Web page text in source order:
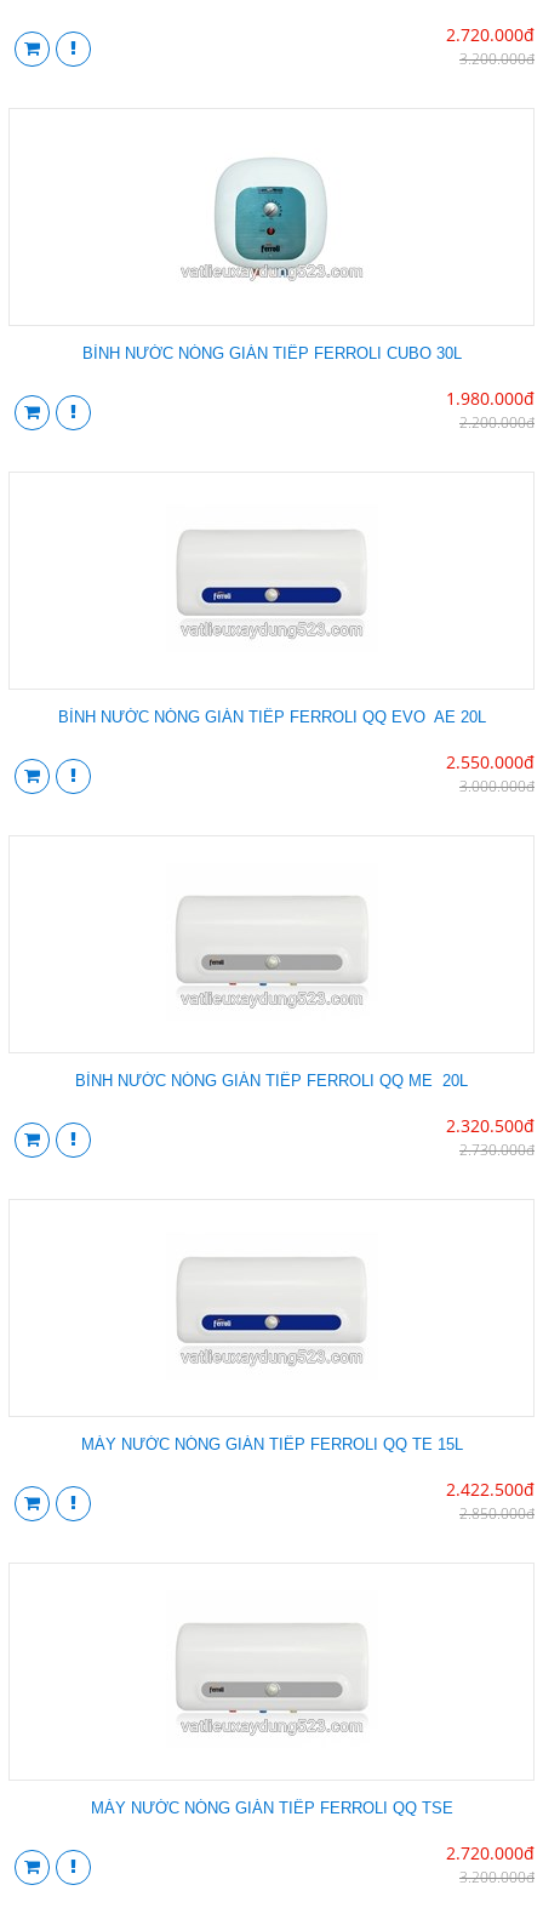
2.720.000đ
3.200.000đ
BÌNH NƯỚC NÓNG GIÁN TIẾP FERROLI CUBO 30L
1.980.000đ
2.200.000đ
BÌNH NƯỚC NÓNG GIÁN TIẾP FERROLI QQ EVO AE 20L
2.550.000đ
3.000.000đ
BÌNH NƯỚC NÓNG GIÁN TIẾP FERROLI QQ ME 20L
2.320.500đ
2.730.000đ
MÁY NƯỚC NÓNG GIÁN TIẾP FERROLI QQ TE 15L
2.422.500đ
2.850.000đ
MÁY NƯỚC NÓNG GIÁN TIẾP FERROLI QQ TSE
2.720.000đ
3.200.000đ